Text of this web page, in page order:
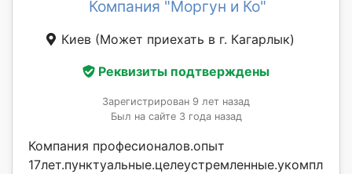
Компания "Моргун и Ко"
Киев (Может приехать в г. Кагарлык)
Реквизиты подтверждены
Зарегистрирован 9 лет назад
Был на сайте 3 года назад
Компания професионалов.опыт
17лет.пунктуальные.целеустремленные.укомпл